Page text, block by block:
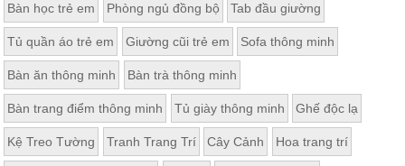
Bàn học trẻ em Phòng ngủ đồng bộ Tab đầu giường
Tủ quần áo trẻ em Giường cũi trẻ em Sofa thông minh
Bàn ăn thông minh Bàn trà thông minh
Bàn trang điểm thông minh Tủ giày thông minh Ghế độc lạ
Kệ Treo Tường Tranh Trang Trí Cây Cảnh Hoa trang trí